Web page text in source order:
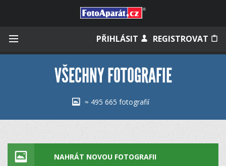
PŘIHLÁSIT REGISTROVAT
Měli jste účet na starém webu?
VŠECHNY FOTOGRAFIE
≈ 495 665 fotografií
NAHRÁT NOVOU FOTOGRAFII